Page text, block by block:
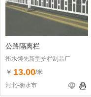
公路隔离栏
衡水领先新型护栏制品厂
￥ 13.00/米
河北-衡水市